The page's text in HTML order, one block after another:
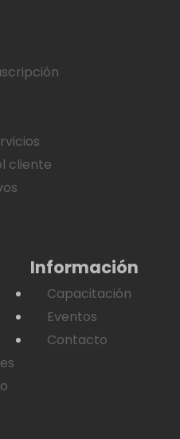
cliente
Información
Capacitación
Eventos
Contacto